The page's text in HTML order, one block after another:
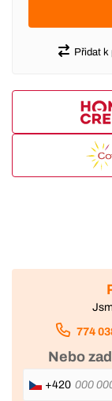
Přidat k
774
Nebo
+420